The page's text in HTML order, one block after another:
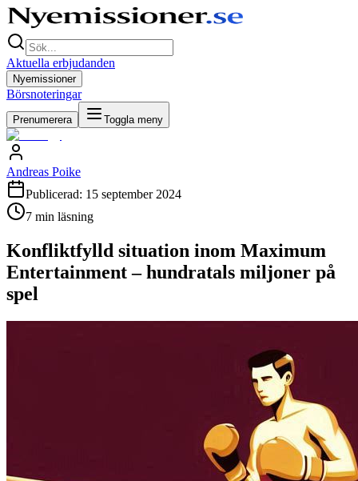
Aktuella erbjudanden
Nyemissioner
Börsnoteringar
Prenumerera Toggla meny
Andreas Poike
Publicerad: 15 september 2024
7 min läsning
Konfliktfylld situation inom Maximum
Entertainment – hundratals miljoner på
spel